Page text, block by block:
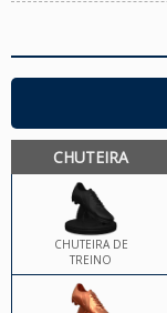
CHUTEIRA
CHUTEIRA DE
TREINO